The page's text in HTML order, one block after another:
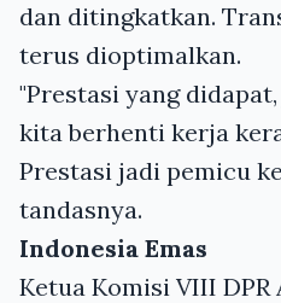
dan ditingkatkan.
terus dioptimalkan.
"Prestasi yang
kita berhenti kerja
Prestasi jadi pemicu
tandasnya.
Indonesia Emas
Ketua Komisi VIII DPR